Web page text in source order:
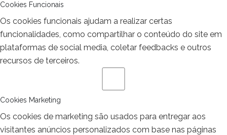
Cookies Funcionais
Os cookies funcionais ajudam a realizar certas
funcionalidades, como compartilhar o conteúdo do site em
plataformas de social media, coletar feedbacks e outros
recursos de terceiros.
Cookies Marketing
Os cookies de marketing são usados para entregar aos
visitantes anúncios personalizados com base nas páginas